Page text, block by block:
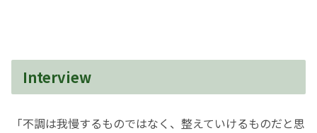
Interview
「不調は我慢するものではなく、整えていけるものだと思